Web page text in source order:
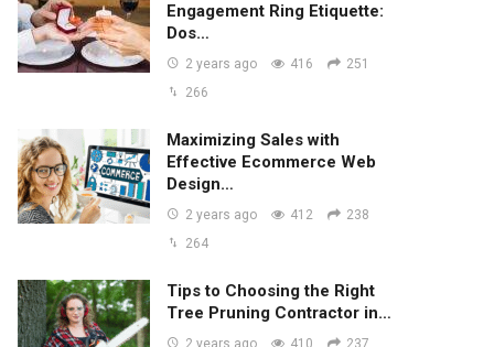
Engagement Ring Etiquette:
Dos…
2 years ago 416
251
266
Maximizing Sales with
Effective Ecommerce Web
Design…
2 years ago 412
238
264
Tips to Choosing the Right
Tree Pruning Contractor in…
2 years ago 410 237